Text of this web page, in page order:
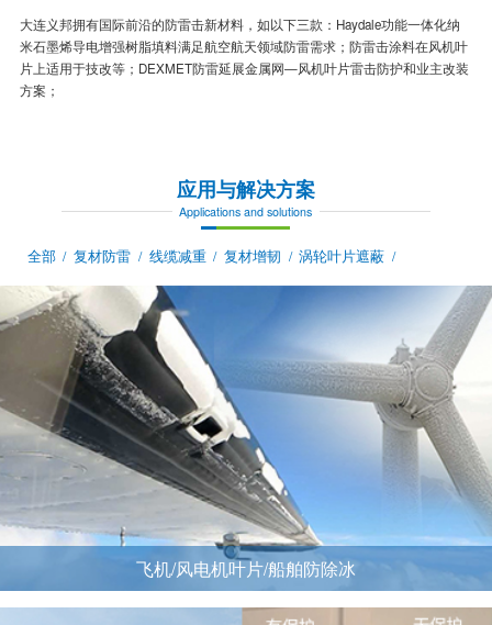
大连义邦拥有国际前沿的防雷击新材料，如以下三款：Haydale功能一体化纳
米石墨烯导电增强树脂填料满足航空航天领域防雷需求；防雷击涂料在风机叶
片上适用于技改等；DEXMET防雷延展金属网—风机叶片雷击防护和业主改装
方案；
应用与解决方案
Applications and solutions
全部 / 复材防雷 / 线缆减重 / 复材增韧 / 涡轮叶片遮蔽 /
飞机/风电机叶片/船舶防除冰